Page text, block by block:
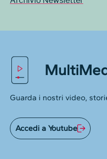
Guarda i nostri video,
Accedi a Youtube